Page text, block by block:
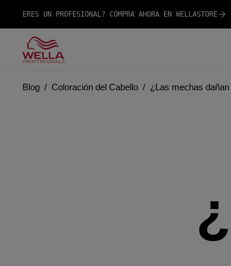
ERES UN PROFESIONAL? COMPRA AHORA EN WELLASTORE
Blog Coloración del Cabello ¿Las mechas